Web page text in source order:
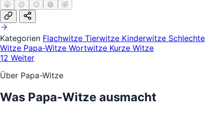
🥱 😐 🙂 😄 🤣
Kategorien Flachwitze Tierwitze Kinderwitze Schlechte
Witze Papa-Witze Wortwitze Kurze Witze
12 Weiter
Über Papa-Witze
Was Papa-Witze ausmacht